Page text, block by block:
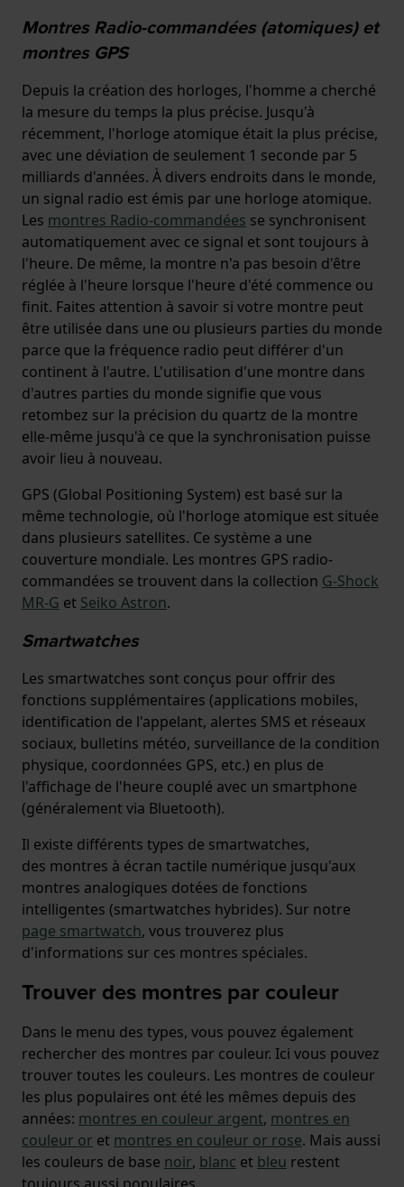
Montres Radio-commandées (atomiques) et
montres GPS
Depuis la création des horloges, l'homme a cherché
la mesure du temps la plus précise. Jusqu'à
récemment, l'horloge atomique était la plus précise,
avec une déviation de seulement 1 seconde par 5
milliards d'années. À divers endroits dans le monde,
un signal radio est émis par une horloge atomique.
Les montres Radio-commandées se synchronisent
automatiquement avec ce signal et sont toujours à
l'heure. De même, la montre n'a pas besoin d'être
réglée à l'heure lorsque l'heure d'été commence ou
finit. Faites attention à savoir si votre montre peut
être utilisée dans une ou plusieurs parties du monde
parce que la fréquence radio peut différer d'un
continent à l'autre. L'utilisation d'une montre dans
d'autres parties du monde signifie que vous
retombez sur la précision du quartz de la montre
elle-même jusqu'à ce que la synchronisation puisse
avoir lieu à nouveau.
GPS (Global Positioning System) est basé sur la
même technologie, où l'horloge atomique est située
dans plusieurs satellites. Ce système a une
couverture mondiale. Les montres GPS radio-
commandées se trouvent dans la collection G-Shock
MR-G et Seiko Astron.
Smartwatches
Les smartwatches sont conçus pour offrir des
fonctions supplémentaires (applications mobiles,
identification de l'appelant, alertes SMS et réseaux
sociaux, bulletins météo, surveillance de la condition
physique, coordonnées GPS, etc.) en plus de
l'affichage de l'heure couplé avec un smartphone
(généralement via Bluetooth).
Il existe différents types de smartwatches,
des montres à écran tactile numérique jusqu'aux
montres analogiques dotées de fonctions
intelligentes (smartwatches hybrides). Sur notre
page smartwatch, vous trouverez plus
d'informations sur ces montres spéciales.
Trouver des montres par couleur
Dans le menu des types, vous pouvez également
rechercher des montres par couleur. Ici vous pouvez
trouver toutes les couleurs. Les montres de couleur
les plus populaires ont été les mêmes depuis des
années: montres en couleur argent, montres en
couleur or et montres en couleur or rose. Mais aussi
les couleurs de base noir, blanc et bleu restent